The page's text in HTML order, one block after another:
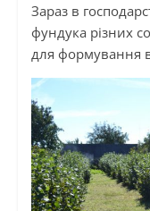
Зараз в
фундука різних
для формування